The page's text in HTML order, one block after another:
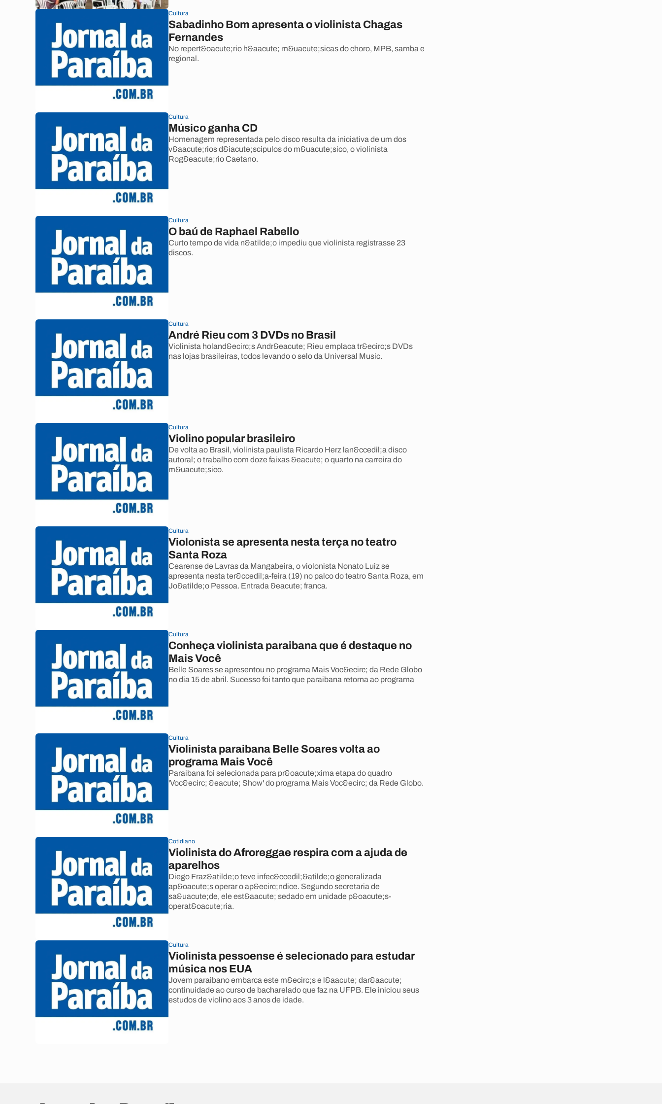
Cultura
Sabadinho Bom apresenta o violinista Chagas
Fernandes
No repert&oacute;rio h&aacute; m&uacute;sicas do choro, MPB, samba e
regional.
Cultura
Músico ganha CD
Homenagem representada pelo disco resulta da iniciativa de um dos
v&aacute;rios d&iacute;scipulos do m&uacute;sico, o violinista
Rog&eacute;rio Caetano.
Cultura
O baú de Raphael Rabello
Curto tempo de vida n&atilde;o impediu que violinista registrasse 23
discos.
Cultura
André Rieu com 3 DVDs no Brasil
Violinista holand&ecirc;s Andr&eacute; Rieu emplaca tr&ecirc;s DVDs
nas lojas brasileiras, todos levando o selo da Universal Music.
Cultura
Violino popular brasileiro
De volta ao Brasil, violinista paulista Ricardo Herz lan&ccedil;a disco
autoral; o trabalho com doze faixas &eacute; o quarto na carreira do
m&uacute;sico.
Cultura
Violonista se apresenta nesta terça no teatro
Santa Roza
Cearense de Lavras da Mangabeira, o violonista Nonato Luiz se
apresenta nesta ter&ccedil;a-feira (19) no palco do teatro Santa Roza, em
Jo&atilde;o Pessoa. Entrada &eacute; franca.
Cultura
Conheça violinista paraibana que é destaque no
Mais Você
Belle Soares se apresentou no programa Mais Voc&ecirc; da Rede Globo
no dia 15 de abril. Sucesso foi tanto que paraibana retorna ao programa
Cultura
Violinista paraibana Belle Soares volta ao
programa Mais Você
Paraibana foi selecionada para pr&oacute;xima etapa do quadro
'Voc&ecirc; &eacute; Show' do programa Mais Voc&ecirc; da Rede Globo.
Cotidiano
Violinista do Afroreggae respira com a ajuda de
aparelhos
Diego Fraz&atilde;o teve infec&ccedil;&atilde;o generalizada
ap&oacute;s operar o ap&ecirc;ndice. Segundo secretaria de
sa&uacute;de, ele est&aacute; sedado em unidade p&oacute;s-
operat&oacute;ria.
Cultura
Violinista pessoense é selecionado para estudar
música nos EUA
Jovem paraibano embarca este m&ecirc;s e l&aacute; dar&aacute;
continuidade ao curso de bacharelado que faz na UFPB. Ele iniciou seus
estudos de violino aos 3 anos de idade.